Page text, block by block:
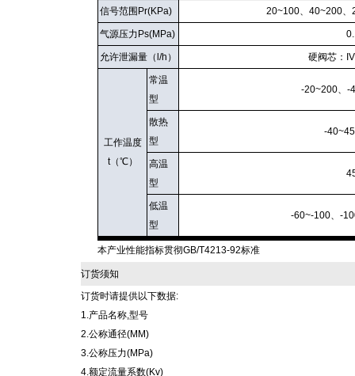
信号范围Pr(KPa) 20~100、40~200
气源压力Ps(MPa)
允许泄漏量（l/h） 硬阀芯：
工作温度
t（℃）
常温
型
-20~200、-
散热
型
-
高温
型
低温
型
-60~-100、-
本产业性能指标贯彻GB/T4213-92标准
订货须知
订货时请提供以下数据:
1.产品名称,型号
2.公称通径(MM)
3.公称压力(MPa)
4.额定流量系数(Kv)